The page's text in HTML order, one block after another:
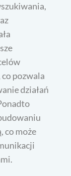
pozwala
działań
co może